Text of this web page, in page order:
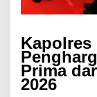
Kapolres
Prima
2026